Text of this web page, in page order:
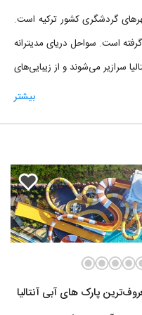
گردشگری کشور ترکیه است.
گرفته است. سواحل دریای مدیترانه
سرازیر می‌شوند و از زیبایی‌های
گرم، مرطوب و آفتابی
گرمی که از مدیترانه به ساحل
آنتالیا از جمله شهرهای ترکیه
سفر کنید و از زیبای آن لذت
بافت سنتی و تاریخی است که به
آنتالیا محل گردآوری اشیای
بیشتر
پارک های آبی آنتالیا